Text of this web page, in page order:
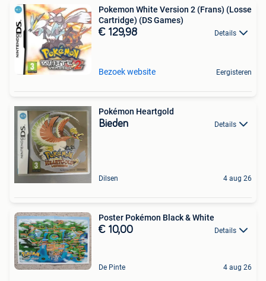
Pokemon White Version 2 (Frans) (Losse
Cartridge) (DS Games)
€ 129,98 Details
Bezoek website Eergisteren
Pokémon Heartgold
Bieden Details
Dilsen 4 aug 26
Poster Pokémon Black & White
€ 10,00 Details
De Pinte 4 aug 26